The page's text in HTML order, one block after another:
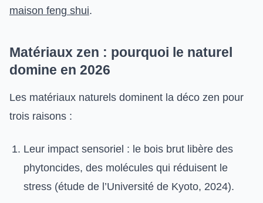
maison feng shui.
Matériaux zen : pourquoi le naturel
domine en 2026
Les matériaux naturels dominent la déco zen pour
trois raisons :
Leur impact sensoriel : le bois brut libère des
phytoncides, des molécules qui réduisent le
stress (étude de l’Université de Kyoto, 2024).